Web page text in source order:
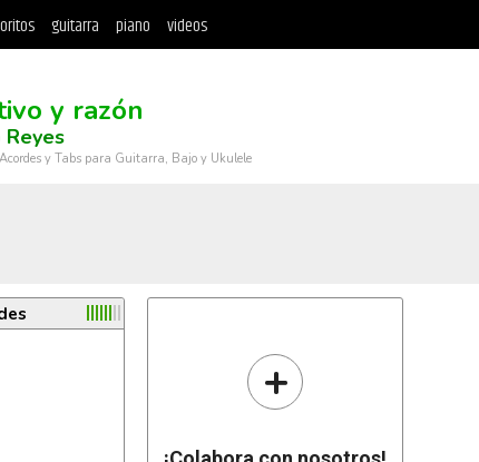
guitarra piano videos
y razón
y Tabs para Guitarra, Bajo y Ukulele
+